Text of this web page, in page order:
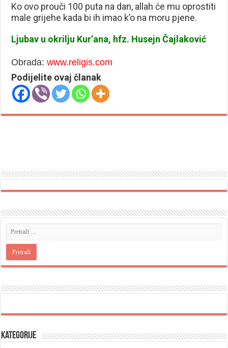
Ko ovo prouči 100 puta na dan, allah će mu oprostiti
male grijehe kada bi ih imao k’o na moru pjene.
Ljubav u okrilju Kur’ana, hfz. Husejn Čajlaković
Obrada:www.religis.com
Podijelite ovaj članak
Kategorije